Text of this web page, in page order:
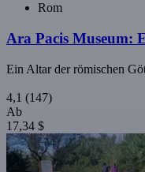
Rom
Ara Pacis Museum:
Ein Altar der römischen
4,1 (147)
Ab
17,34 $